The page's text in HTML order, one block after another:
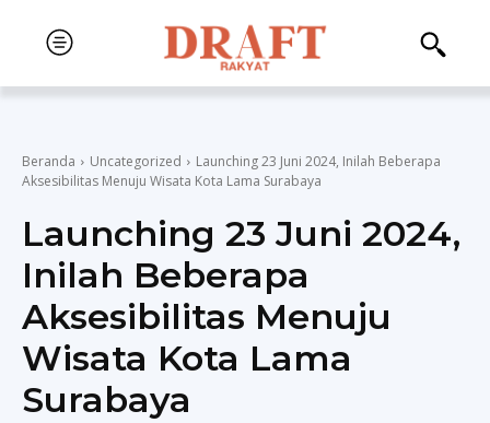
Beranda Uncategorized
Launching 23 Juni 2024, Inilah Beberapa
Aksesibilitas Menuju Wisata Kota Lama Surabaya
Launching 23 Juni 2024,
Inilah Beberapa
Aksesibilitas Menuju
Wisata Kota Lama
Surabaya